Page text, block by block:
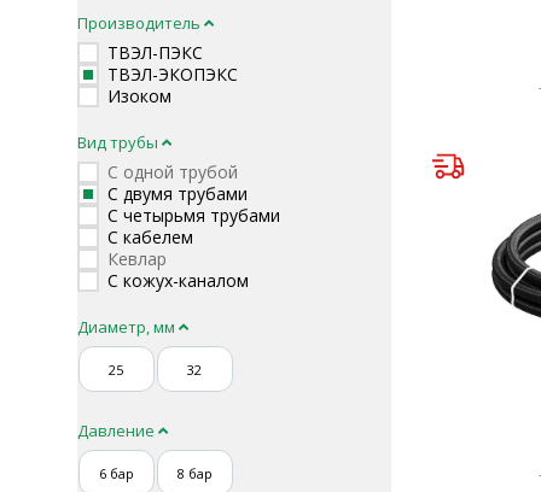
Производитель
ТВЭЛ-ПЭКС
ТВЭЛ-ЭКОПЭКС
Изоком
Вид трубы
С одной трубой
С двумя трубами
С четырьмя трубами
С кабелем
Кевлар
С кожух-каналом
Диаметр, мм
25 32
Давление
6 бар 8 бар